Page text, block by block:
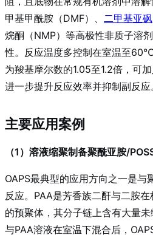
甲基甲酰胺（DMF）、 二甲基亚砜
烷酮（NMP）等高极性非质子溶
性。反应温度多控制在室温至
为羧基摩尔数的1.05至1.2倍，可
进一步提升反应效率并抑制副反应
主要应用案例
（1）溶液缩聚制备聚酰亚胺/
OAPS最典型的应用方向之一是与
反应。PAA是芳香族二酐与二胺
的预聚体，其分子链上含有大量
与PAA溶液在室温下混合后，